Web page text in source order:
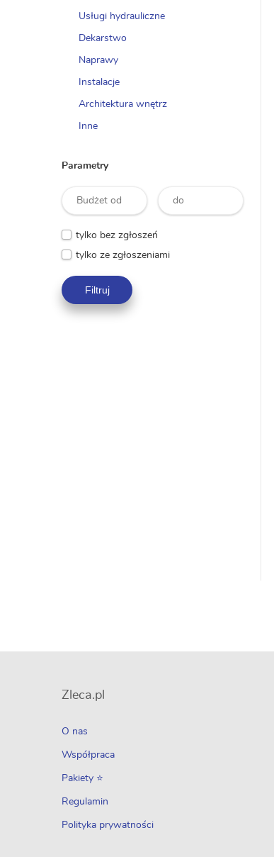
Usługi hydrauliczne
Dekarstwo
Naprawy
Instalacje
Architektura wnętrz
Inne
Parametry
tylko bez zgłoszeń
tylko ze zgłoszeniami
Filtruj
Zleca.pl
O nas
Współpraca
Pakiety ⭐
Regulamin
Polityka prywatności